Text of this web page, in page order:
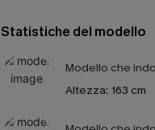
Statistiche del modello
Modello che
Altezza: 163 cm